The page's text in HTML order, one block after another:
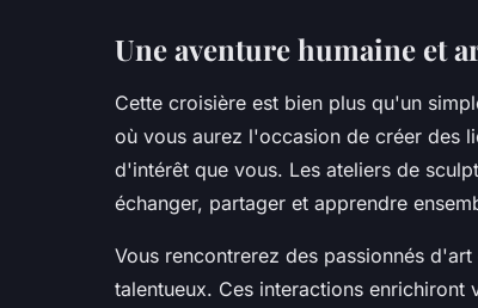
Une aventure humaine et
Cette croisière est bien plus qu'un
où vous aurez l'occasion de créer des
d'intérêt que vous. Les ateliers de
échanger, partager et apprendre
Vous rencontrerez des passionnés
talentueux. Ces interactions